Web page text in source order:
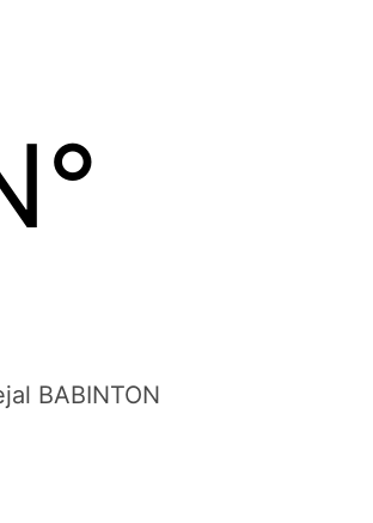
BABINTON